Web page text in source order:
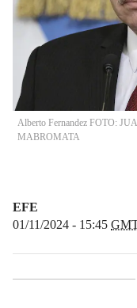
Alberto Fernandez FOTO:
MABROMATA
EFE
01/11/2024 - 15:45